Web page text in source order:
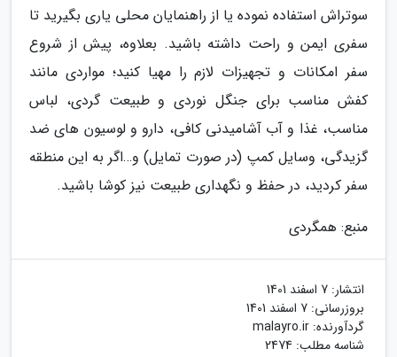
سوتراش استفاده نموده یا از راهنمایان محلی یاری بگیرید تا
سفری ایمن و راحت داشته باشید. بعلاوه، پیش از شروع
سفر امکانات و تجهیزات لازم را مهیا کنید؛ مواردی مانند
کفش مناسب برای جنگل نوردی و طبیعت گردی، لباس
مناسب، غذا و آب آشامیدنی کافی، دارو و لوسیون های ضد
گزیدگی، وسایل کمپ (در صورت تمایل) و…اگر به این منطقه
سفر کردید، در حفظ و نگهداری طبیعت نیز کوشا باشید.
منبع: همگردی
انتشار: 7 اسفند 1401
بروزرسانی: 7 اسفند 1401
گردآورنده: malayro.ir
شناسه مطلب: 2474